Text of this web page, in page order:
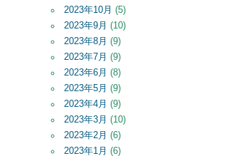
2023年10月 (5)
2023年9月 (10)
2023年8月 (9)
2023年7月 (9)
2023年6月 (8)
2023年5月 (9)
2023年4月 (9)
2023年3月 (10)
2023年2月 (6)
2023年1月 (6)